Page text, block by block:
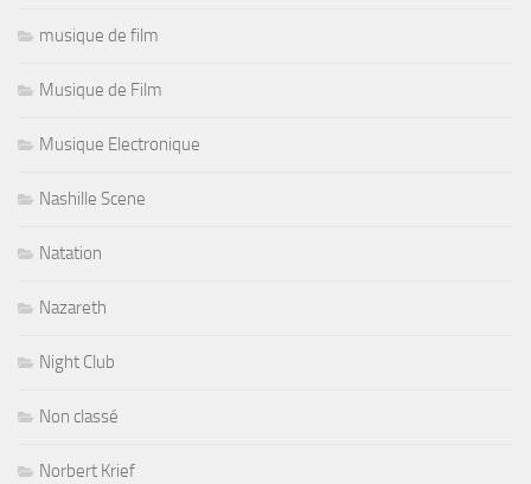
musique de film
Musique de Film
Musique Electronique
Nashille Scene
Natation
Nazareth
Night Club
Non classé
Norbert Krief